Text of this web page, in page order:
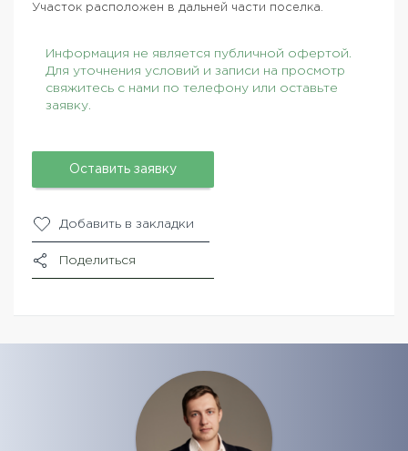
Участок расположен в дальней части поселка.
Информация не является публичной офертой.
Для уточнения условий и записи на просмотр
свяжитесь с нами по телефону или оставьте
заявку.
Оставить заявку
Добавить в закладки
Поделиться